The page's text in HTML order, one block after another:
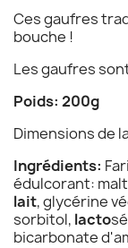
Ces gaufres
bouche !
Les gaufres
Poids: 200g
Dimensions de
Ingrédients:
édulcorant:
lait, glycérine
sorbitol, lacto
bicarbonate